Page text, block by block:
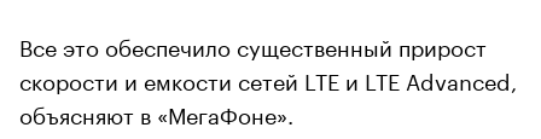
Все это обеспечило существенный прирост
скорости и емкости сетей LTE и LTE Advanced,
объясняют в «МегаФоне».